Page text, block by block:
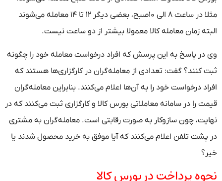
مثلا در ساعت ۸ الی ۱۰صبح، بعضی دیگر ۱۲ تا ۱۴ معامله می‌شوند
البته زمان معامله کالا معمولا بیشتر از دو ساعت نیست.
وی در پاسخ به این پرسش که افراد درخواست معامله خود را چگونه
ثبت کنند؟ گفت: تعدادی از معامله‌گران در کارگزاری‌ها هستند که
افراد درخواست خود را به آن‌ها اعلام می‌کنند. بنابراین معامله‌گران
قیمت را در سامانه معاملاتی بورس کالا و کارگزاری ثبت می‌کنند که در
نهایت، چون سازوکار به صورت رقابتی است. معامله‌گران به مشتری
در پشت تلفن اعلام می‌کنند که آیا موفق به خرید محصول شدند یا
خیر؟
نحوه پرداخت در بورس کالا